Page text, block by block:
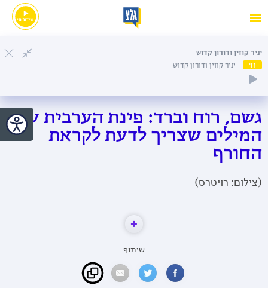
יניר קוזין ודורון קדוש
חי יניר קוזין ודורון קדוש
גשם, רוח וברד: פינת הערבית עם
המילים שצריך לדעת לקראת
החורף
(צילום: רויטרס)
שיתוף